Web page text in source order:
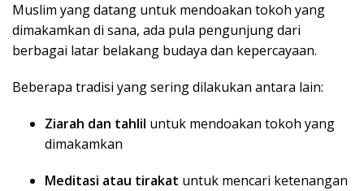
Muslim yang datang untuk mendoakan tokoh yang
dimakamkan di sana, ada pula pengunjung dari
berbagai latar belakang budaya dan kepercayaan.
Beberapa tradisi yang sering dilakukan antara lain:
Ziarah dan tahlil untuk mendoakan tokoh yang
dimakamkan
Meditasi atau tirakat untuk mencari ketenangan